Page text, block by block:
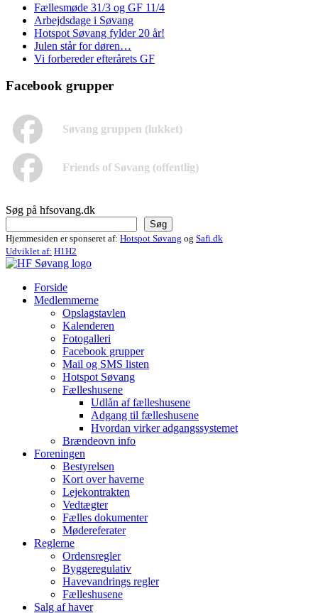
Fællesmøde 31/3 og GF 11/4
Arbejdsdage i Søvang
Hotspot Søvang fylder 20 år!
Julen står for døren…
Vi forbereder efterårets GF
Facebook grupper
Søvang gruppen (lukket)
Friends of Søvang (offentlig)
Søg på hfsovang.dk
Søg
Hjemmesiden er sponseret af: Hotspot Søvang og Safi.dk
Udviklet af: H1H2
Forside
Medlemmerne
Opslagstavlen
Kalenderen
Fotogalleri
Facebook grupper
Mail og SMS listen
Hotspot Søvang
Fælleshusene
Udlån af fælleshusene
Adgang til fælleshusene
Hvordan virker adgangssystemet
Brændeovn info
Foreningen
Bestyrelsen
Kort over haverne
Lejekontrakten
Vedtægter
Fælles dokumenter
Mødereferater
Reglerne
Ordensregler
Byggeregulativ
Havevandrings regler
Fælleshusene
Salg af haver